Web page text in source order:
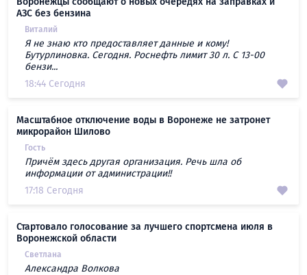
АЗС без бензина
Виталий
Я не знаю кто предоставляет данные и кому!
Бутурлиновка. Сегодня. Роснефть лимит 30 л. С 13-00
бензи...
18:44 Сегодня
Масштабное отключение воды в Воронеже не затронет
микрорайон Шилово
Гость
Причём здесь другая организация. Речь шла об
информации от администрации!!
17:18 Сегодня
Стартовало голосование за лучшего спортсмена июля в
Воронежской области
Светлана
Александра Волкова